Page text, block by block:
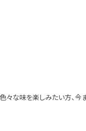
々な味を楽しみたい方、